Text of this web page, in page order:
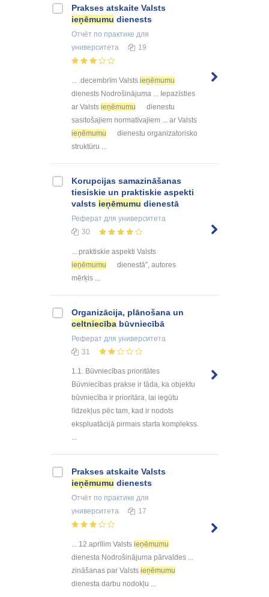
Prakses atskaite Valsts
ieņēmumu dienests
Отчёт по практике для
университета
19
... .decembrīm Valsts ieņēmumu
dienests Nodrošinājuma ... Iepazīsties
ar Valsts ieņēmumu
dienestu
sasitošajiem normatīvajiem ... ar Valsts
ieņēmumu
dienestu organizatorisko
struktūru ...
Korupcijas samazināšanas
tiesiskie un praktiskie aspekti
valsts ieņēmumu dienestā
Реферат для университета
30
... praktiskie aspekti Valsts
ieņēmumu
dienestā”, autores
mērķis ...
Organizācija, plānošana un
celtniecība būvniecībā
Реферат для университета
31
1.1. Būvniecības prioritātes
Būvniecības prakse ir tāda, ka objektu
būvniecība ir prioritāra, lai iegūtu
līdzekļus pēc tam, kad ir nodots
ekspluatācijā pirmais starta komplekss.
...
Prakses atskaite Valsts
ieņēmumu dienests
Отчёт по практике для
университета
17
... 12.aprīlim Valsts ieņēmumu
dienesta Nodrošinājuma pārvaldes ...
zināšanas par Valsts ieņēmumu
dienesta darbu nodokļu ...